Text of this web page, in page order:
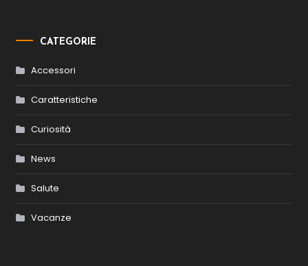
CATEGORIE
Accessori
Caratteristiche
Curiosità
News
Salute
Vacanze